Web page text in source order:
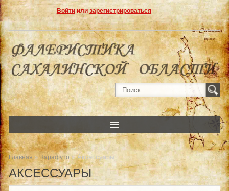
Войтиили зарегистрироваться
Главная » Карафуто» Аксессуары
АКСЕССУАРЫ